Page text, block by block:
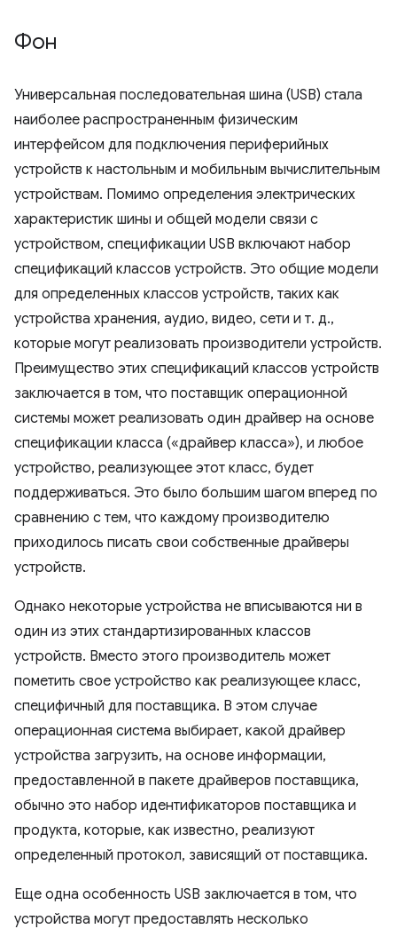
Фон
Универсальная последовательная шина (USB) стала
наиболее распространенным физическим
интерфейсом для подключения периферийных
устройств к настольным и мобильным вычислительным
устройствам. Помимо определения электрических
характеристик шины и общей модели связи с
устройством, спецификации USB включают набор
спецификаций классов устройств. Это общие модели
для определенных классов устройств, таких как
устройства хранения, аудио, видео, сети и т. д.,
которые могут реализовать производители устройств.
Преимущество этих спецификаций классов устройств
заключается в том, что поставщик операционной
системы может реализовать один драйвер на основе
спецификации класса («драйвер класса»), и любое
устройство, реализующее этот класс, будет
поддерживаться. Это было большим шагом вперед по
сравнению с тем, что каждому производителю
приходилось писать свои собственные драйверы
устройств.
Однако некоторые устройства не вписываются ни в
один из этих стандартизированных классов
устройств. Вместо этого производитель может
пометить свое устройство как реализующее класс,
специфичный для поставщика. В этом случае
операционная система выбирает, какой драйвер
устройства загрузить, на основе информации,
предоставленной в пакете драйверов поставщика,
обычно это набор идентификаторов поставщика и
продукта, которые, как известно, реализуют
определенный протокол, зависящий от поставщика.
Еще одна особенность USB заключается в том, что
устройства могут предоставлять несколько